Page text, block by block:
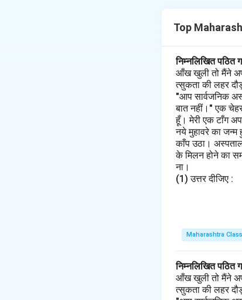
Step 2: 'थोड़ी
गया।"
Download
Top
निम्नलिखित पठित
आँख खुली तो मैंने
त्सुकता की लहर
"आप सार्वजनिक
बात नहीं।" एक
हूँ। मेरी एक टाँग
नये मुहावरे का
काँप उठा।
के मिलन होने का
ना।
(1) उत्तर दीजिए :
Maharashtra
निम्नलिखित पठित
आँख खुली तो मैंने
त्सुकता की लहर